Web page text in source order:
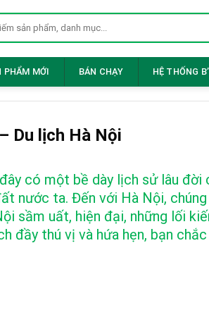
PHẨM MỚI BÁN CHẠY HỆ THỐNG
Du lịch Hà Nội
có một bề dày lịch sử lâu
nước ta. Đến với Hà Nội,
sầm uất, hiện đại, những lối
đầy thú vị và hứa hẹn, bạn